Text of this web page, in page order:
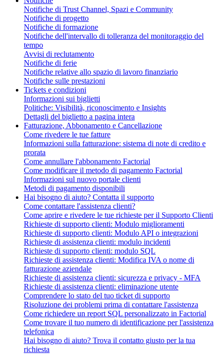
Notifiche di Trust Channel, Spazi e Community
Notifiche di progetto
Notifiche di formazione
Notifiche dell'intervallo di tolleranza del monitoraggio del
tempo
Avvisi di reclutamento
Notifiche di ferie
Notifiche relative allo spazio di lavoro finanziario
Notifiche sulle prestazioni
Tickets e condizioni
Informazioni sui biglietti
Politiche: Visibilità, riconoscimento e Insights
Dettagli del biglietto a pagina intera
Fatturazione, Abbonamento e Cancellazione
Come rivedere le tue fatture
Informazioni sulla fatturazione: sistema di note di credito e
prorata
Come annullare l'abbonamento Factorial
Come modificare il metodo di pagamento Factorial
Informazioni sul nuovo portale clienti
Metodi di pagamento disponibili
Hai bisogno di aiuto? Contatta il supporto
Come contattare l'assistenza clienti?
Come aprire e rivedere le tue richieste per il Supporto Clienti
Richieste di supporto clienti: Modulo miglioramenti
Richieste di supporto clienti: Modulo API o integrazioni
Richieste di assistenza clienti: modulo incidenti
Richieste di supporto clienti: modulo SQL
Richieste di assistenza clienti: Modifica IVA o nome di
fatturazione aziendale
Richieste di assistenza clienti: sicurezza e privacy - MFA
Richieste di assistenza clienti: eliminazione utente
Comprendere lo stato del tuo ticket di supporto
Risoluzione dei problemi prima di contattare l'assistenza
Come richiedere un report SQL personalizzato in Factorial
Come trovare il tuo numero di identificazione per l'assistenza
telefonica
Hai bisogno di aiuto? Trova il contatto giusto per la tua
richiesta